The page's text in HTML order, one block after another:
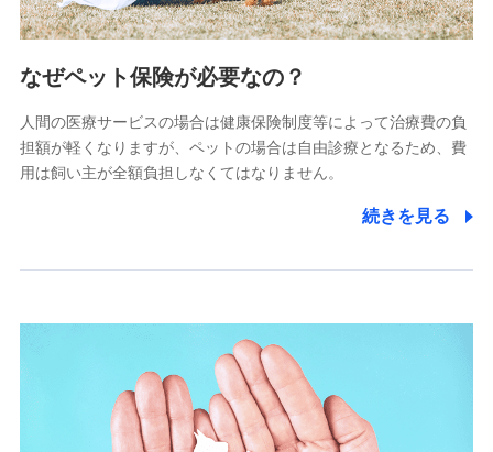
2.共同募集を行う代理店から受領する個人情報
郵便、電話、およびＥメール等により、当社と取引のあるも
しくは委託を受けている保険会社・提携会社の保険その他に
た維持管理等の委託業務遂行のため、またそれらに付帯、関
連する当社および提携会社のサービスを案内、提供するため
（なお、当社は複数の保険会社と取引があり、取得した個人
情報を取引のある他の保険会社の商品・サービスをご提案す
るために利用させていただくことがあります。）
上記に係る連絡・手続き・管理等付帯業務を行うため
上記に係る連絡・手続き・管理等付帯業務を行うため
4.家族・友達紹介にて取得した個人情報
被紹介者への連絡、及び当社と取引のあるもしくは委託を受
けている保険会社・提携会社の保険その他に関する情報を提
なぜペット保険が必要なの？
人間の医療サービスの場合は健康保険制度等によって治療費の負
担額が軽くなりますが、ペットの場合は自由診療となるため、費
用は飼い主が全額負担しなくてはなりません。
続きを見る